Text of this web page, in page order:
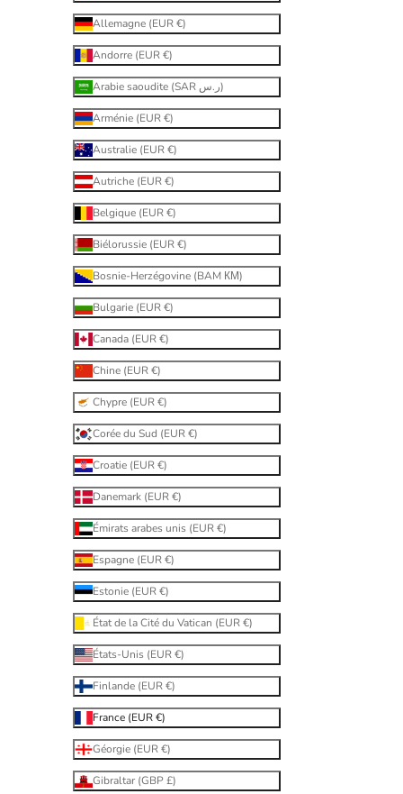
Allemagne (EUR €)
Andorre (EUR €)
Arabie saoudite (SAR ر.س)
Arménie (EUR €)
Australie (EUR €)
Autriche (EUR €)
Belgique (EUR €)
Biélorussie (EUR €)
Bosnie-Herzégovine (BAM КМ)
Bulgarie (EUR €)
Canada (EUR €)
Chine (EUR €)
Chypre (EUR €)
Corée du Sud (EUR €)
Croatie (EUR €)
Danemark (EUR €)
Émirats arabes unis (EUR €)
Espagne (EUR €)
Estonie (EUR €)
État de la Cité du Vatican (EUR €)
États-Unis (EUR €)
Finlande (EUR €)
France (EUR €)
Géorgie (EUR €)
Gibraltar (GBP £)